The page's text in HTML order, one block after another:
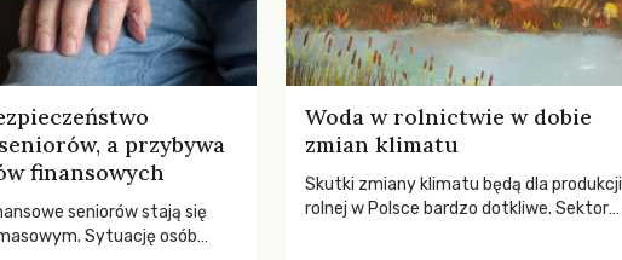
a przybywa
finansowych
seniorów stają się
Sytuację osób
Woda w rolnictwie w dobie
zmian klimatu
Skutki zmiany klimatu będą dla produkcji
rolnej w Polsce bardzo dotkliwe. Sektor